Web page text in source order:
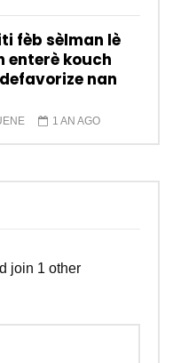
fèb sèlman lè
enterè kouch
nan
1 AN AGO
join 1 other